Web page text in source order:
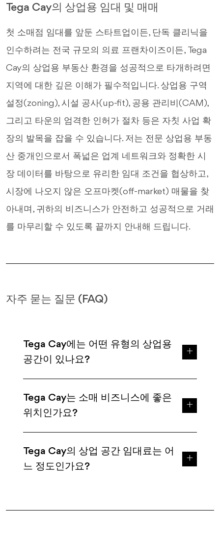
Tega Cay의 상업용 임대 및 매매
첫 소매점 임대를 앞둔 스타트업이든, 단독 클리닉을
인수하려는 전국 규모의 의료 프랜차이즈이든, Tega
Cay의 상업용 부동산 환경을 성공적으로 타개하려면
지역에 대한 깊은 이해가 필수적입니다. 상업용 구역
설정(zoning), 시설 공사(up-fit), 공용 관리비(CAM),
그리고 타운의 엄격한 인허가 절차 등은 자칫 사업 확
장의 발목을 잡을 수 있습니다. 저는 전문 상업용 부동
산 중개인으로서 폭넓은 업계 네트워크와 정확한 시
장 데이터를 바탕으로 유리한 임대 조건을 협상하고,
시장에 나오지 않은 오프마켓(off-market) 매물을 찾
아내며, 귀하의 비즈니스가 안전하고 성공적으로 거래
를 마무리할 수 있도록 끝까지 안내해 드립니다.
자주 묻는 질문 (FAQ)
Tega Cay에는 어떤 유형의 상업용
공간이 있나요?
Tega Cay는 소매 비즈니스에 좋은
위치인가요?
Tega Cay의 상업 공간 임대료는 어
느 정도인가요?